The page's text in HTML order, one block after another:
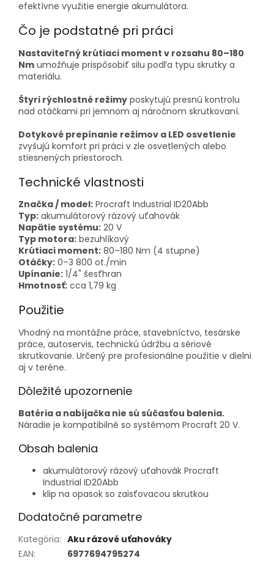
efektívne využitie energie akumulátora.
Čo je podstatné pri práci
Nastaviteľný krútiaci moment v rozsahu 80–180
Nm umožňuje prispôsobiť silu podľa typu skrutky a
materiálu.
Štyri rýchlostné režimy poskytujú presnú kontrolu
nad otáčkami pri jemnom aj náročnom skrutkovaní.
Dotykové prepínanie režimov a LED osvetlenie
zvyšujú komfort pri práci v zle osvetlených alebo
stiesnených priestoroch.
Technické vlastnosti
Značka / model: Procraft Industrial ID20Abb
Typ: akumulátorový rázový uťahovák
Napätie systému: 20 V
Typ motora: bezuhlíkový
Krútiaci moment: 80–180 Nm (4 stupne)
Otáčky: 0–3 800 ot./min
Upínanie: 1/4" šesťhran
Hmotnosť: cca 1,79 kg
Použitie
Vhodný na montážne práce, stavebníctvo, tesárske
práce, autoservis, technickú údržbu a sériové
skrutkovanie. Určený pre profesionálne použitie v dielni
aj v teréne.
Dôležité upozornenie
Batéria a nabíjačka nie sú súčasťou balenia.
Náradie je kompatibilné so systémom Procraft 20 V.
Obsah balenia
akumulátorový rázový uťahovák Procraft
Industrial ID20Abb
klip na opasok so zaisťovacou skrutkou
Dodatočné parametre
Kategória: Aku rázové uťahováky
EAN: 6977694795274